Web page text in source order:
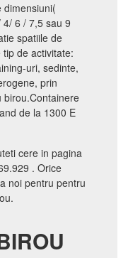
dimensiuni(
6 / 7,5 sau 9
spatiile de
de activitate:
uri, sedinte,
prin
birou.Containere
de la 1300 E
cere in pagina
. Orice
noi pentru pentru